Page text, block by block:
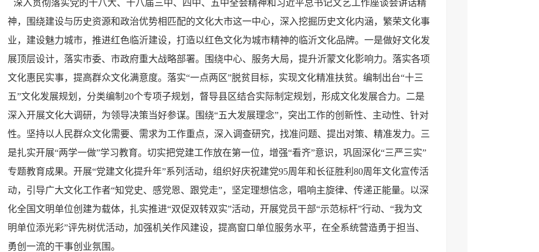
深入贯彻落实党的十八大、十八届三中、四中、五中全会精神和习近平总书记文艺工作座谈会讲话精
神，围绕建设与历史资源和政治优势相匹配的文化大市这一中心，深入挖掘历史文化内涵，繁荣文化事
业，建设魅力城市，推进红色临沂建设，打造以红色文化为城市精神的临沂文化品牌。一是做好文化发
展顶层设计，落实市委、市政府重大战略部署。围绕中心、服务大局，提升沂蒙文化影响力。落实各项
文化惠民实事，提高群众文化满意度。落实“一点两区”脱贫目标，实现文化精准扶贫。编制出台“十三
五”文化发展规划，分类编制20个专项子规划，督导县区结合实际制定规划，形成文化发展合力。二是
深入开展文化大调研，为领导决策当好参谋。围绕“五大发展理念”，突出工作的创新性、主动性、针对
性。坚持以人民群众文化需要、需求为工作重点，深入调查研究，找准问题、提出对策、精准发力。三
是扎实开展“两学一做”学习教育。切实把党建工作放在第一位，增强“看齐”意识，巩固深化“三严三实”
专题教育成果。开展“党建文化提升年”系列活动，组织好庆祝建党95周年和长征胜利80周年文化宣传活
动，引导广大文化工作者“知党史、感党恩、跟党走”，坚定理想信念，唱响主旋律、传递正能量。以深
化全国文明单位创建为载体，扎实推进“双促双转双实”活动，开展党员干部“示范标杆”行动、“我为文
明单位添光彩”评先树优活动，加强机关作风建设，提高窗口单位服务水平，在全系统营造勇于担当、
勇创一流的干事创业氛围。